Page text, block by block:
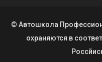
© Автошкола
охраняются в